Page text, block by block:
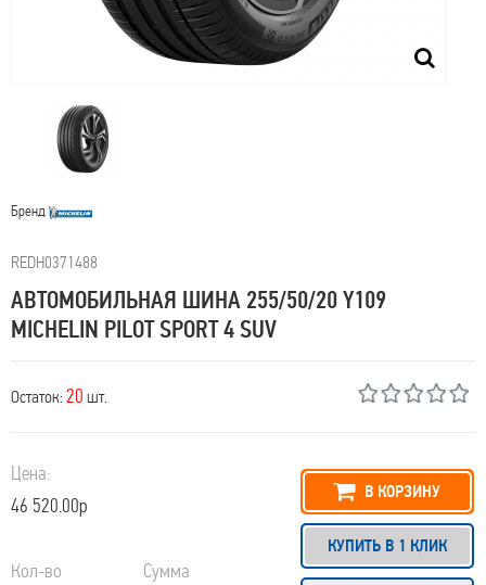
Бренд
REDН0371488
АВТОМОБИЛЬНАЯ ШИНА 255/50/20 Y109
MICHELIN PILOT SPORT 4 SUV
Остаток: 20 шт.
Цена:
46 520.00р
Кол-во Сумма
В КОРЗИНУ
КУПИТЬ В 1 КЛИК